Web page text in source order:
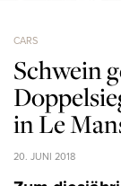
CARS
Schwein
in Le
20. JUNI 2018